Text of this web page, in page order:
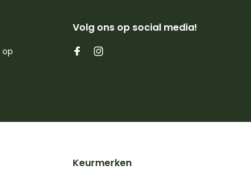
op
Volg ons op social media!
Keurmerken